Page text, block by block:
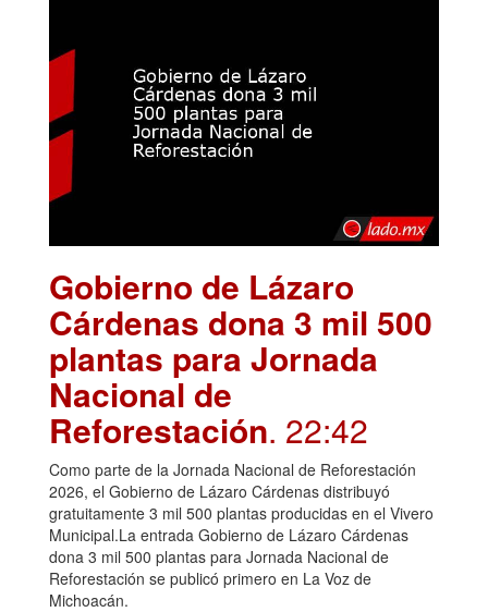
Gobierno de Lázaro
Cárdenas dona 3 mil 500
plantas para Jornada
Nacional de
Reforestación. 22:42
Como parte de la Jornada Nacional de Reforestación
2026, el Gobierno de Lázaro Cárdenas distribuyó
gratuitamente 3 mil 500 plantas producidas en el Vivero
Municipal.La entrada Gobierno de Lázaro Cárdenas
dona 3 mil 500 plantas para Jornada Nacional de
Reforestación se publicó primero en La Voz de
Michoacán.